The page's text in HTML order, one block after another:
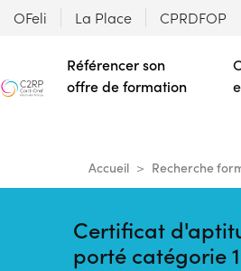
OFeli La Place CPRDFOP
Référencer son
offre de formation
Accueil Recherche
Certificat
porté catégorie